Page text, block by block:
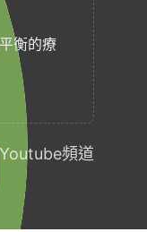
衡的療
Youtube頻道